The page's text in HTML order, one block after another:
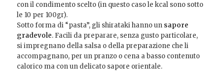
con il condimento scelto (in questo caso le kcal sono sotto
le 10 per 100gr).
Sotto forma di “pasta”, gli shirataki hanno un sapore
gradevole. Facili da preparare, senza gusto particolare,
si impregnano della salsa o della preparazione che li
accompagnano, per un pranzo o cena a basso contenuto
calorico ma con un delicato sapore orientale.